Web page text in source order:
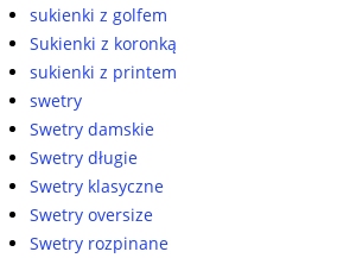
sukienki z golfem
Sukienki z koronką
sukienki z printem
swetry
Swetry damskie
Swetry długie
Swetry klasyczne
Swetry oversize
Swetry rozpinane